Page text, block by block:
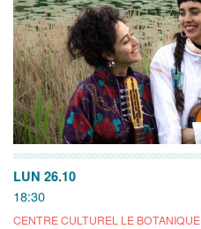
LUN 26.10
18:30
CENTRE CULTUREL LE BOTANIQUE